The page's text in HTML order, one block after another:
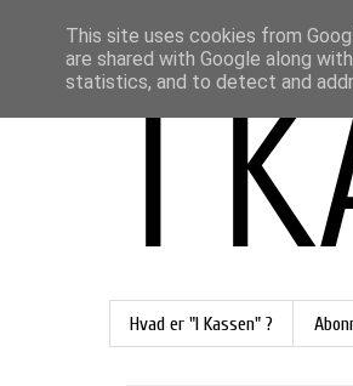
Hvad er "I Kassen" ?
This site uses cookies from
are shared with Google along
statistics, and to detect and